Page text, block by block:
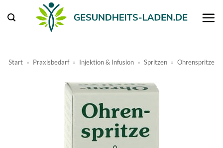
Inhalt
Start » Praxisbedarf » Injektion & Infusion » Spritzen » Ohrenspritze